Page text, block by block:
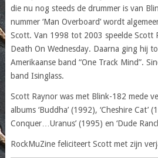
die nu nog steeds de drummer is van
nummer ‘Man Overboard’ wordt
Scott. Van 1998 tot 2003 speelde Scott
Death On Wednesday. Daarna ging hij
Amerikaanse band “One Track Mind”.
band Isinglass.
Scott Raynor was met Blink-182 mede
albums ‘Buddha’ (1992), ‘Cheshire Cat’
Conquer…Uranus’ (1995) en ‘Dude
RockMuZine feliciteert Scott met zijn